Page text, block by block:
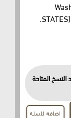
للسلة